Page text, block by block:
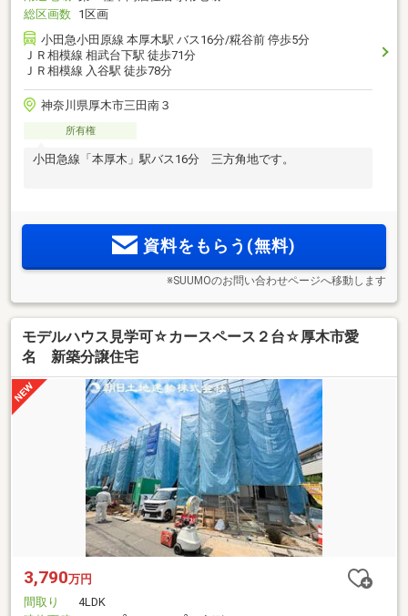
総区画数 1区画
小田急小田原線 本厚木駅 バス16分/糀谷前 停歩5分
ＪＲ相模線 相武台下駅 徒歩71分
ＪＲ相模線 入谷駅 徒歩78分
神奈川県厚木市三田南３
所有権
小田急線「本厚木」駅バス16分 三方角地です。
資料をもらう(無料)
※SUUMOのお問い合わせページへ移動します
モデルハウス見学可☆カースペース２台☆厚木市愛
名 新築分譲住宅
3,790万円
間取り
4LDK